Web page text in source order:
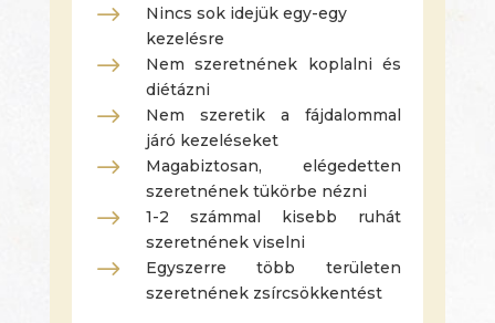
$
Nincs sok idejük egy-egy
kezelésre
$
Nem szeretnének koplalni és
diétázni
$
Nem szeretik a fájdalommal
járó kezeléseket
$
Magabiztosan, elégedetten
szeretnének tükörbe nézni
$
1-2 számmal kisebb ruhát
szeretnének viselni
$
Egyszerre több területen
szeretnének zsírcsökkentést